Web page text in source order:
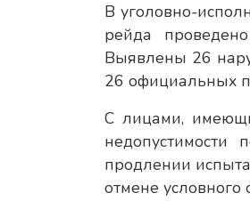
В уголовно-
рейда
Выявлены 26
26 официальных
С лицами,
продлении
отмене